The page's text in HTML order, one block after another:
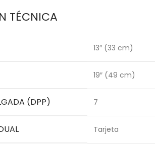
TÉCNICA
13″ (33 cm)
19″ (49 cm)
(DPP) 7
Tarjeta